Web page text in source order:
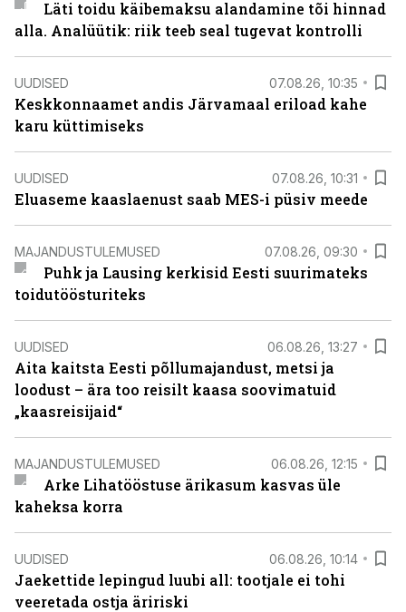
Läti toidu käibemaksu alandamine tõi hinnad
alla. Analüütik: riik teeb seal tugevat kontrolli
UUDISED 07.08.26, 10:35
Keskkonnaamet andis Järvamaal eriload kahe
karu küttimiseks
UUDISED 07.08.26, 10:31
Eluaseme kaaslaenust saab MES-i püsiv meede
MAJANDUSTULEMUSED 07.08.26, 09:30
Puhk ja Lausing kerkisid Eesti suurimateks
toidutöösturiteks
UUDISED 06.08.26, 13:27
Aita kaitsta Eesti põllumajandust, metsi ja
loodust – ära too reisilt kaasa soovimatuid
„kaasreisijaid“
MAJANDUSTULEMUSED 06.08.26, 12:15
Arke Lihatööstuse ärikasum kasvas üle
kaheksa korra
UUDISED 06.08.26, 10:14
Jaekettide lepingud luubi all: tootjale ei tohi
veeretada ostja äririski